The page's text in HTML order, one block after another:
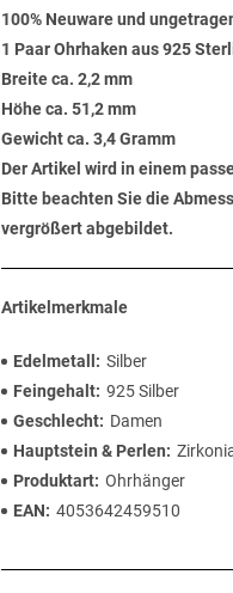
100% Neuware und
1 Paar Ohrhaken aus 925
Breite ca. 2,2 mm
Höhe ca. 51,2 mm
Gewicht ca. 3,4 Gramm
Der Artikel wird in einem
Bitte beachten Sie die
vergrößert abgebildet.
Artikelmerkmale
Edelmetall
Silber
Feingehalt 925 Silber
Geschlecht
Damen
Hauptstein & Perlen
Produktart Ohrhänger
EAN
4053642459510